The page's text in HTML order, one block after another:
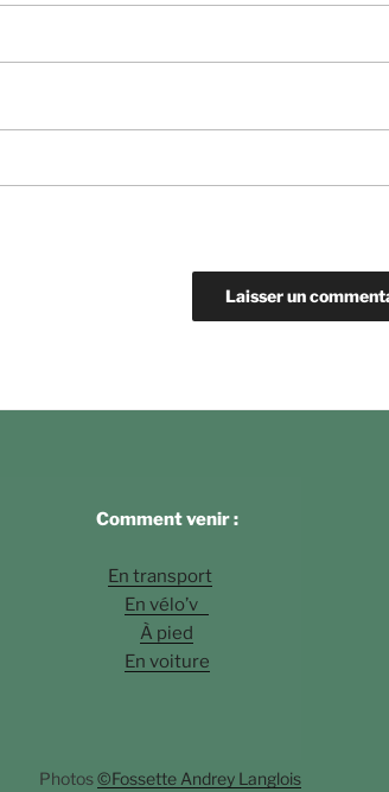
Comment venir :
En transport
En vélo’v
À pied
En voiture
Photos©Fossette Andrey Langlois